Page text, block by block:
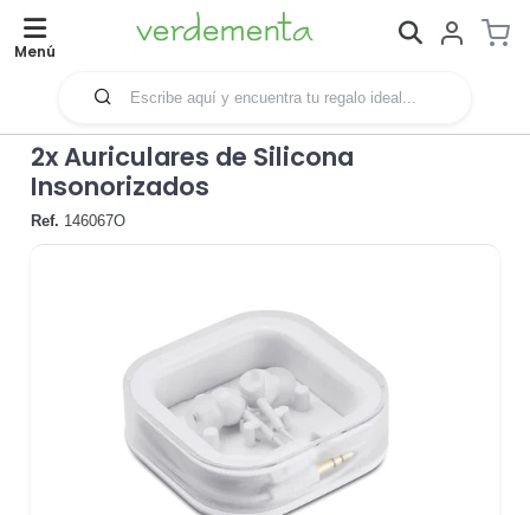
Menú
2x Auriculares de Silicona
Insonorizados
Ref. 146067O